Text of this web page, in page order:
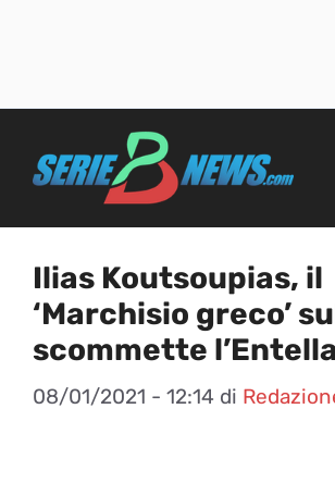
Ilias Koutsoupias, il
‘Marchisio greco’
scommette l’Entella
08/01/2021 - 12:14 di